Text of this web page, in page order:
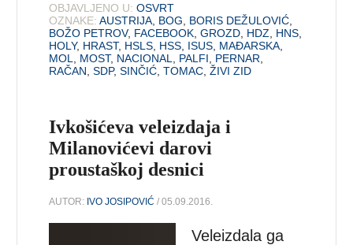
OBJAVLJENO U: OSVRT
OZNAKE: AUSTRIJA BOG BORIS DEŽULOVIĆ
BOŽO PETROV, FACEBOOK ,GROZD HDZ HNS
HOLY, HRAST, HSLS HSS ISUS MAĐARSKA
MOL
MOST, NACIONAL PALFI PERNAR
RAČAN ,SDP,SINČIĆ ,TOMAC ,ŽIVI ZID
Ivkošićeva veleizdaja i
Milanovićevi darovi
proustaškoj desnici
AUTOR: IVO JOSIPOVIĆ / 05.09.2016.
Veleizdala ga